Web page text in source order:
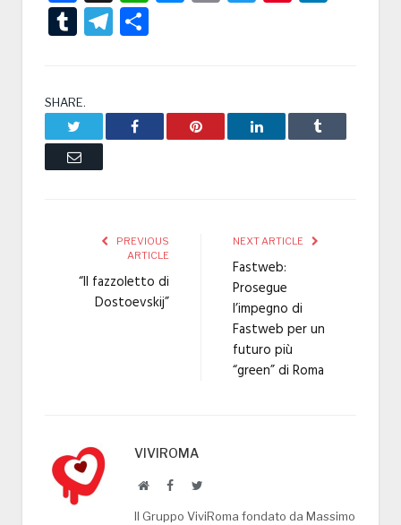
TumblrTelegram
SHARE.
Facebook Pinterest LinkedIn Tumblr
Email
PREVIOUS
ARTICLE
“Il fazzoletto di
Dostoevskij”
NEXT ARTICLE
Fastweb:
Prosegue
l’impegno di
Fastweb per un
futuro più
“green” di Roma
VIVIROMA
WebsiteFacebookTwitter
Il Gruppo ViviRoma fondato da Massimo